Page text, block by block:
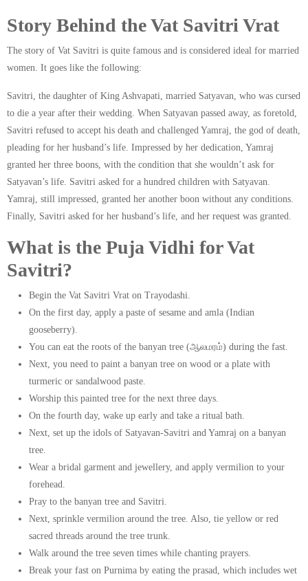
Story Behind the Vat Savitri Vrat
The story of Vat Savitri is quite famous and is considered ideal for married
women. It goes like the following:
Savitri, the daughter of King Ashvapati, married Satyavan, who was cursed
to die a year after their wedding. When Satyavan passed away, as foretold,
Savitri refused to accept his death and challenged Yamraj, the god of death,
pleading for her husband’s life. Impressed by her dedication, Yamraj
granted her three boons, with the condition that she wouldn’t ask for
Satyavan’s life. Savitri asked for a hundred children with Satyavan.
Yamraj, still impressed, granted her another boon without any conditions.
Finally, Savitri asked for her husband’s life, and her request was granted.
What is the Puja Vidhi for Vat
Savitri?
Begin the Vat Savitri Vrat on Trayodashi.
On the first day, apply a paste of sesame and amla (Indian
gooseberry).
You can eat the roots of the banyan tree (ஆலமரம்) during the fast.
Next, you need to paint a banyan tree on wood or a plate with
turmeric or sandalwood paste.
Worship this painted tree for the next three days.
On the fourth day, wake up early and take a ritual bath.
Next, set up the idols of Satyavan-Savitri and Yamraj on a banyan
tree.
Wear a bridal garment and jewellery, and apply vermilion to your
forehead.
Pray to the banyan tree and Savitri.
Next, sprinkle vermilion around the tree. Also, tie yellow or red
sacred threads around the tree trunk.
Walk around the tree seven times while chanting prayers.
Break your fast on Purnima by eating the prasad, which includes wet